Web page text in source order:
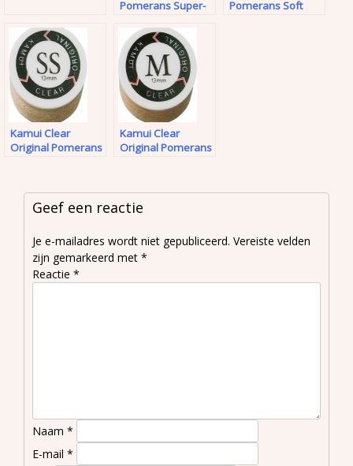
Pomerans Super-
Pomerans Soft
Kamui Clear
Original Pomerans
Kamui Clear
Original Pomerans
Geef een reactie
Je e-mailadres wordt niet gepubliceerd. Vereiste velden
zijn gemarkeerd met *
Reactie *
Naam *
E-mail *